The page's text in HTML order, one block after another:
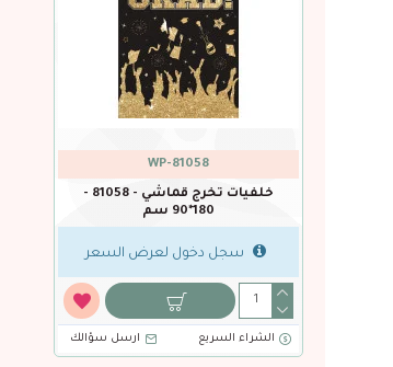
WP-81058
خلفيات تخرج قماشي - 81058 -
180*90 سم
سجل دخول لعرض السعر
الشراء السريع ارسل سؤالك